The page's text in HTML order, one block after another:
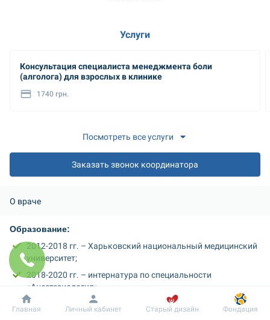
Услуги
Консультация специалиста менеджмента боли
(алголога) для взрослых в клинике
1740 грн.
Посмотреть все услуги
Заказать звонок координатора
О враче
Образование:
2012-2018 гг. – Харьковский национальный медицинский
университет;
2018-2020 гг. – интернатура по специальности
«Анестезиология»
Добробут Информация Пациенту
Главная Личный кабинет Старый дизайн Фондация